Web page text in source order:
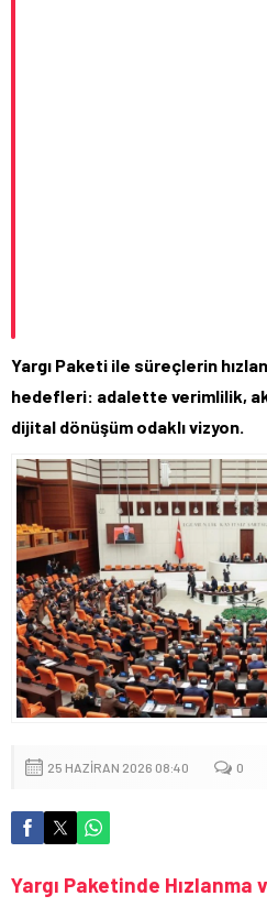
Yargı Paketi ile süreçlerin
hedefleri: adalette verimlilik,
dijital dönüşüm odaklı vizyon.
25 HAZIRAN 2026 08:40 0
Yargı Paketinde Hızlanma